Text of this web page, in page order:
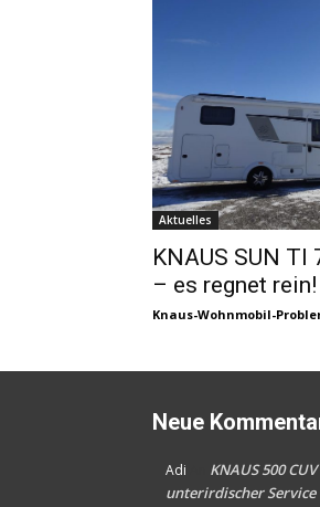
Aktuelles
KNAUS SUN TI
– es regnet rein!
Knaus-Wohnmobil-
Neue
Adi
KNAUS 500
unterirdischer Service